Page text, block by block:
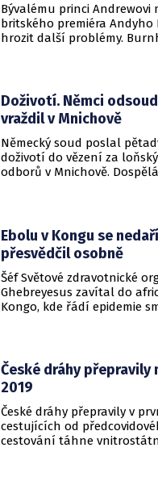
Bývalému princi
britského premiéra
hrozit další problémy.
Doživotí. Němci
vraždil v Mnichově
Německý soud poslal
doživotí do vězení za
odborů v Mnichově.
Ebolu v Kongu se
přesvědčil osobně
Šéf Světové zdravotnické
Ghebreyesus zavítal do
Kongo, kde řádí epidemie
České dráhy
2019
České dráhy přepravily v
cestujících od
cestování táhne